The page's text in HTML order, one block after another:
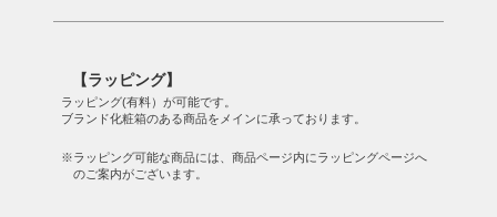
【ラッピング】
ラッピング(有料）が可能です。
ブランド化粧箱のある商品をメインに承っております。
※ラッピング可能な商品には、商品ページ内にラッピングページへ
のご案内がございます。